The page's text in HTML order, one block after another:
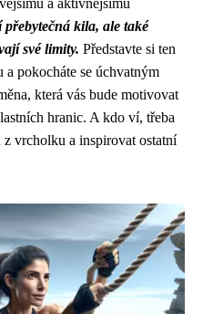
a aktivnějšímu
přebytečná kila, ale také
své limity. Představte si ten
a pokocháte se úchvatným
která vás bude motivovat
hranic. A kdo ví, třeba
vrcholku a inspirovat ostatní